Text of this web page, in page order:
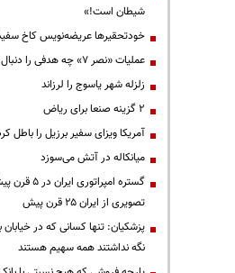
شیطان است!»
خودتحقیرها عریضه‌نویس کاخ
عملیات «نصر ۷» چه هدفی را دنبال می‌کرد؟
زلزله شهر یاسوج را لرزاند
۲ گزینه صنعا برای ریاض
آمریکا ویزای سفیر برزیل را باطل
میانکاله در آتش می‌سوزد
گستره
تصویری از ایران ۲۵ قرن پیش
پزشکیان: تنها کسانی که در خیابان
نگه نداشتند همه سهیم هستند